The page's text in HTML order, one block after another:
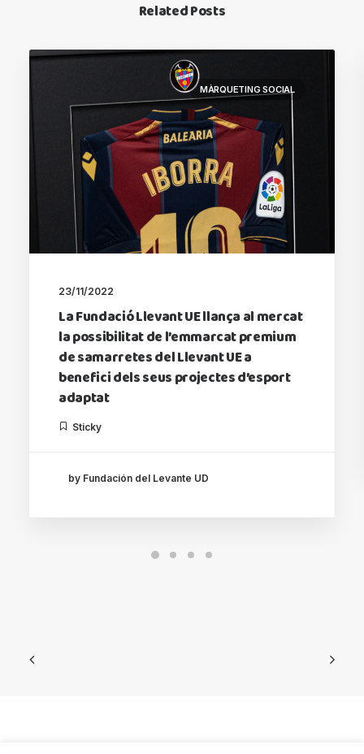
Related Posts
MÀRQUETING SOCIAL
23/11/2022
La Fundació Llevant UE llança al mercat
la possibilitat de l’emmarcat premium
de samarretes del Llevant UE a
benefici dels seus projectes d’esport
adaptat
Sticky
by Fundación del Levante UD